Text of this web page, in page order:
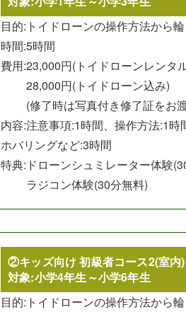
目的: トイドローンの操作方法から
時間:5時間
費用:23,000円(トイドローンレンタル
28,000円(トイドローン込み)
(修了時は写真付き修了証をお
内容:注意事項:1時間、操作方法:1時
ホバリングなど:3時間
特典: ドローンシュミレーター体験
ラジコン体験(30分無料)
②キッズ向け 初級者コース2(室内)
対象:小学4年生～小学6年生
目的: トイドローンの操作方法から